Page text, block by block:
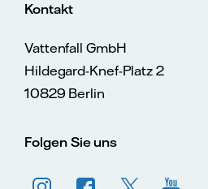
Kontakt
Vattenfall GmbH
Hildegard-Knef-Platz 2
10829 Berlin
Folgen Sie uns